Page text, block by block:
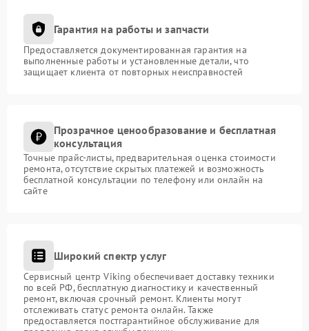
Гарантия на работы и запчасти
Предоставляется документированная гарантия на
выполненные работы и установленные детали, что
защищает клиента от повторных неисправностей
Прозрачное ценообразование и бесплатная
консультация
Точные прайс-листы, предварительная оценка стоимости
ремонта, отсутствие скрытых платежей и возможность
бесплатной консультации по телефону или онлайн на
сайте
Широкий спектр услуг
Сервисный центр Viking обеспечивает доставку техники
по всей РФ, бесплатную диагностику и качественный
ремонт, включая срочный ремонт. Клиенты могут
отслеживать статус ремонта онлайн. Также
предоставляется постгарантийное обслуживание для